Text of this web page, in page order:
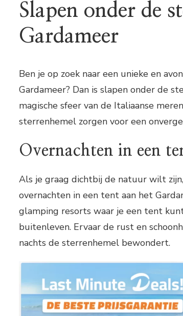
Slapen onder de
Gardameer
Ben je op zoek naar een unieke en
Gardameer? Dan is slapen onder de
magische sfeer van de Italiaanse
sterrenhemel zorgen voor een
Overnachten in een
Als je graag dichtbij de natuur wilt
overnachten in een tent aan het
glamping resorts waar je een tent
buitenleven. Ervaar de rust en
nachts de sterrenhemel bewondert.